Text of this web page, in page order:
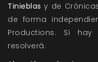
Tinieblas y de
de forma
Productions. Si
resolverá.